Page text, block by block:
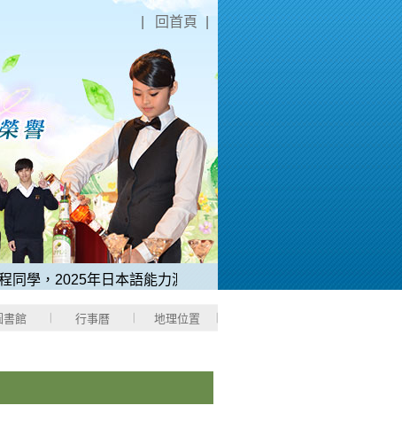
回首頁
學，2025年日本語能力測驗「N1中考取滿分180分」。
書館 行事曆 地理位置